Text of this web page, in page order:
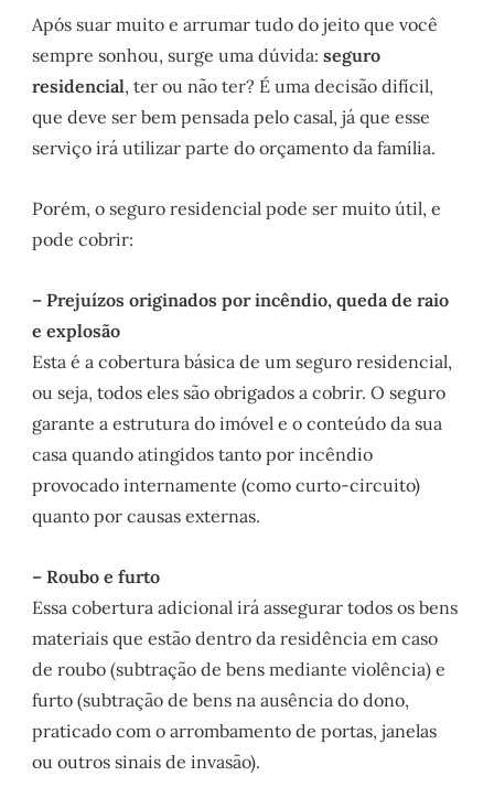
Após suar muito e arrumar tudo do jeito que você
sempre sonhou, surge uma dúvida:seguro
residencial, ter ou não ter? É uma decisão difícil,
que deve ser bem pensada pelo casal, já que esse
serviço irá utilizar parte do orçamento da família.
Porém, o seguro residencial pode ser muito útil, e
pode cobrir:
– Prejuízos originados por incêndio, queda de raio
e explosão
Esta é a cobertura básica de um seguro residencial,
ou seja, todos eles são obrigados a cobrir. O seguro
garante a estrutura do imóvel e o conteúdo da sua
casa quando atingidos tanto por incêndio
provocado internamente (como curto-circuito)
quanto por causas externas.
– Roubo e furto
Essa cobertura adicional irá assegurar todos os bens
materiais que estão dentro da residência em caso
de roubo (subtração de bens mediante violência) e
furto (subtração de bens na ausência do dono,
praticado com o arrombamento de portas, janelas
ou outros sinais de invasão).